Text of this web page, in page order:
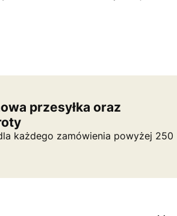
przesyłka oraz
każdego zamówienia powyżej 250